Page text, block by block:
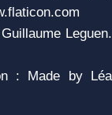
Leguen.
: Made by Léa